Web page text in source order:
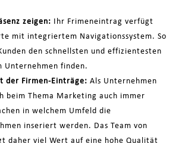
zeigen: Ihr Frimeneintrag verfügt
mit integriertem Navigationssystem. So
den schnellsten und effizientesten
Unternehmen finden.
der Firmen-Einträge: Als Unternehmen
beim Thema Marketing auch immer
in welchem Umfeld die
inseriert werden. Das Team von
daher viel Wert auf eine hohe Qualität